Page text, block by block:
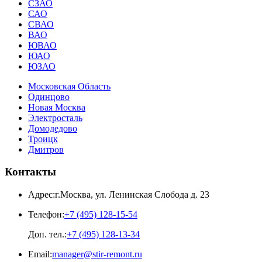
СЗАО
САО
СВАО
ВАО
ЮВАО
ЮАО
ЮЗАО
Московская Область
Одинцово
Новая Москва
Электросталь
Домодедово
Троицк
Дмитров
Контакты
Адрес:г.Москва, ул. Ленинская Слобода д. 23
Телефон:+7 (495) 128-15-54
Доп. тел.:+7 (495) 128-13-34
Email:manager@stir-remont.ru